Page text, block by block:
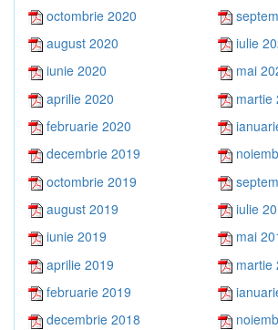
octombrie 2020
august 2020
iulie
iunie 2020
mai
aprilie 2020
martie
februarie 2020
decembrie 2019
octombrie 2019
august 2019
iulie
iunie 2019
mai
aprilie 2019
martie
februarie 2019
decembrie 2018